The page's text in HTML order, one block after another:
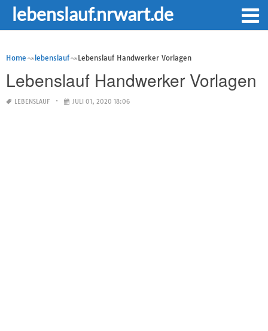
lebenslauf.nrwart.de
Home lebenslauf Lebenslauf Handwerker Vorlagen
Lebenslauf Handwerker Vorlagen
LEBENSLAUF JULI 01, 2020 18:06